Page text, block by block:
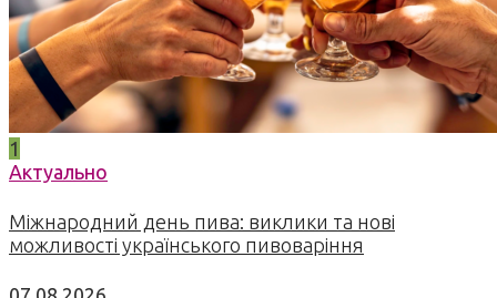
1
Актуально
Міжнародний день пива: виклики та нові
можливості українського пивоваріння